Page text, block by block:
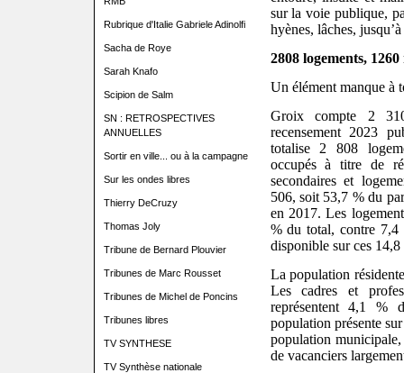
Rubrique d'Italie Gabriele Adinolfi
Sacha de Roye
Sarah Knafo
Scipion de Salm
SN : RETROSPECTIVES
ANNUELLES
Sortir en ville... ou à la campagne
Sur les ondes libres
Thierry DeCruzy
Thomas Joly
Tribune de Bernard Plouvier
Tribunes de Marc Rousset
Tribunes de Michel de Poncins
Tribunes libres
TV SYNTHESE
TV Synthèse nationale
sur la voie publique,
hyènes, lâches,
2808 logements,
Un élément manque à
Groix compte 2
recensement 2023
totalise 2 808
occupés à titre de
secondaires et
506, soit 53,7 % du
en 2017. Les
% du total, contre
disponible sur ces
La population
Les cadres et
représentent 4,1
population présente
population
de vacanciers